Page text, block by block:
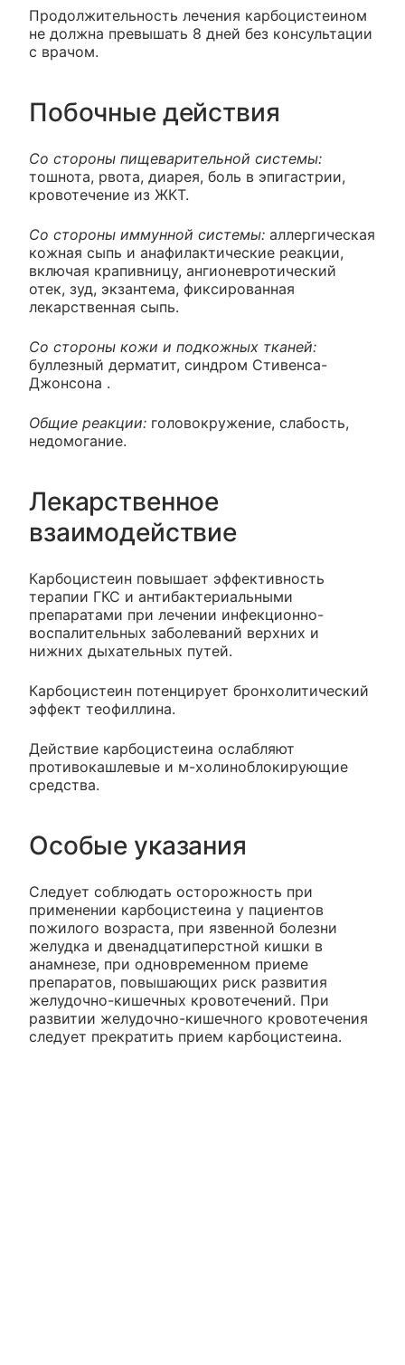
Продолжительность лечения карбоцистеином
не должна превышать 8 дней без консультации
с врачом.
Побочные действия
Со стороны пищеварительной системы:
тошнота, рвота, диарея, боль в эпигастрии,
кровотечение из ЖКТ.
Со стороны иммунной системы: аллергическая
кожная сыпь и анафилактические реакции,
включая крапивницу, ангионевротический
отек, зуд, экзантема, фиксированная
лекарственная сыпь.
Со стороны кожи и подкожных тканей:
буллезный дерматит, синдром Стивенса-
Джонсона .
Общие реакции: головокружение, слабость,
недомогание.
Лекарственное
взаимодействие
Карбоцистеин повышает эффективность
терапии ГКС и антибактериальными
препаратами при лечении инфекционно-
воспалительных заболеваний верхних и
нижних дыхательных путей.
Карбоцистеин потенцирует бронхолитический
эффект теофиллина.
Действие карбоцистеина ослабляют
противокашлевые и м-холиноблокирующие
средства.
Особые указания
Следует соблюдать осторожность при
применении карбоцистеина у пациентов
пожилого возраста, при язвенной болезни
желудка и двенадцатиперстной кишки в
анамнезе, при одновременном приеме
препаратов, повышающих риск развития
желудочно-кишечных кровотечений. При
развитии желудочно-кишечного кровотечения
следует прекратить прием карбоцистеина.